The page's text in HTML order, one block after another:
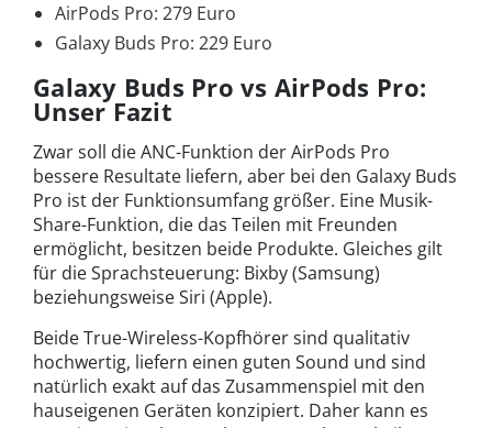
AirPods Pro: 279 Euro
Galaxy Buds Pro: 229 Euro
Galaxy Buds Pro vs AirPods Pro:
Unser Fazit
Zwar soll die ANC-Funktion der AirPods Pro
bessere Resultate liefern, aber bei den Galaxy Buds
Pro ist der Funktionsumfang größer. Eine Musik-
Share-Funktion, die das Teilen mit Freunden
ermöglicht, besitzen beide Produkte. Gleiches gilt
für die Sprachsteuerung: Bixby (Samsung)
beziehungsweise Siri (Apple).
Beide True-Wireless-Kopfhörer sind qualitativ
hochwertig, liefern einen guten Sound und sind
natürlich exakt auf das Zusammenspiel mit den
hauseigenen Geräten konzipiert. Daher kann es